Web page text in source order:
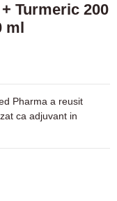
Turmeric 200
ml
Pharma a reusit
ca adjuvant in